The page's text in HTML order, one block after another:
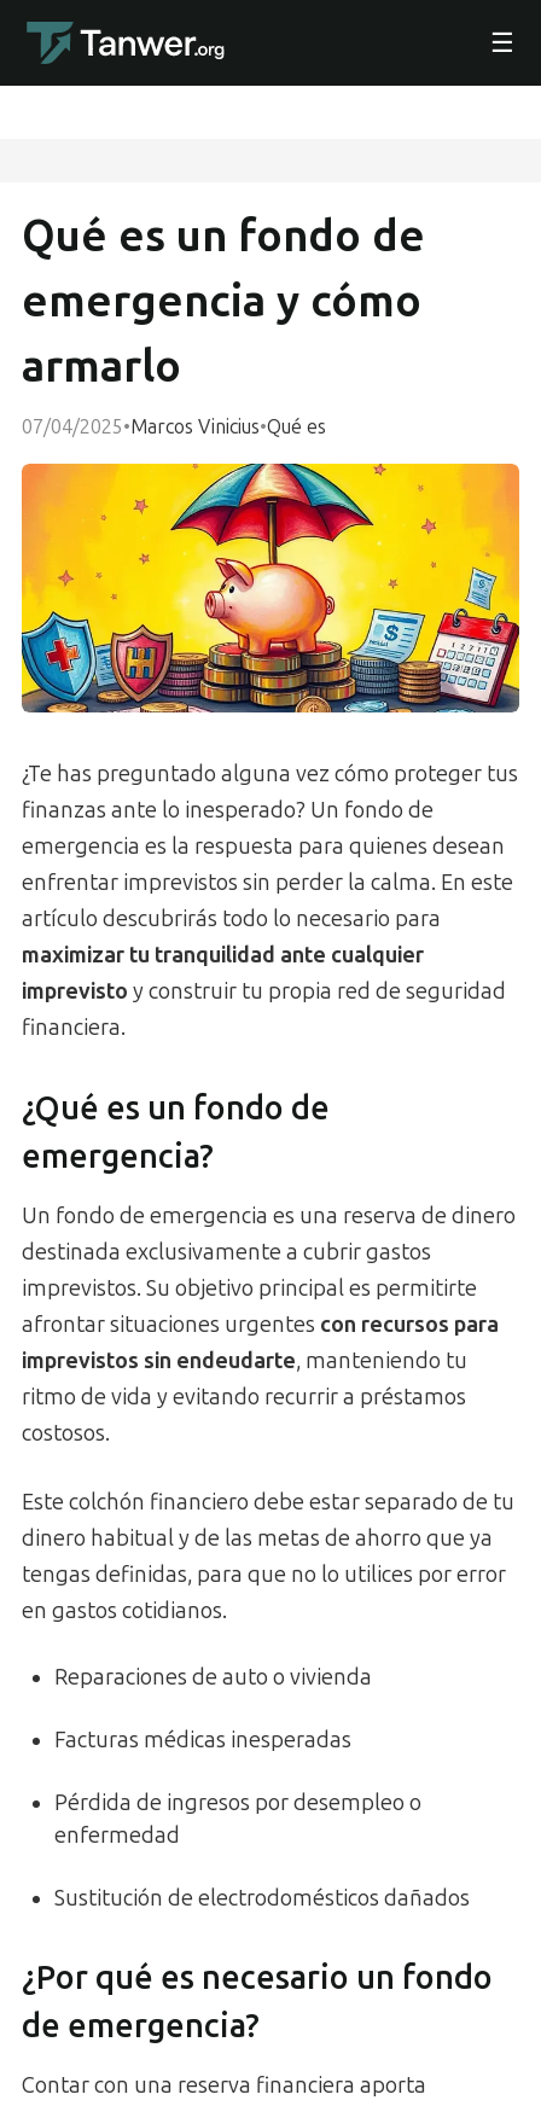
☰
Qué es un fondo de
emergencia y cómo
armarlo
07/04/2025•Marcos Vinicius•Qué es
¿Te has preguntado alguna vez cómo proteger tus
finanzas ante lo inesperado? Un fondo de
emergencia es la respuesta para quienes desean
enfrentar imprevistos sin perder la calma. En este
artículo descubrirás todo lo necesario para
maximizar tu tranquilidad ante cualquier
imprevisto y construir tu propia red de seguridad
financiera.
¿Qué es un fondo de
emergencia?
Un fondo de emergencia es una reserva de dinero
destinada exclusivamente a cubrir gastos
imprevistos. Su objetivo principal es permitirte
afrontar situaciones urgentes con recursos para
imprevistos sin endeudarte, manteniendo tu
ritmo de vida y evitando recurrir a préstamos
costosos.
Este colchón financiero debe estar separado de tu
dinero habitual y de las metas de ahorro que ya
tengas definidas, para que no lo utilices por error
en gastos cotidianos.
Reparaciones de auto o vivienda
Facturas médicas inesperadas
Pérdida de ingresos por desempleo o
enfermedad
Sustitución de electrodomésticos dañados
¿Por qué es necesario un fondo
de emergencia?
Contar con una reserva financiera aporta